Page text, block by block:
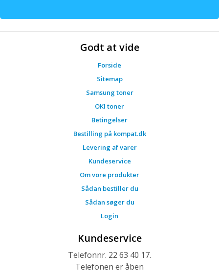
Godt at vide
Forside
Sitemap
Samsung toner
OKI toner
Betingelser
Bestilling på kompat.dk
Levering af varer
Kundeservice
Om vore produkter
Sådan bestiller du
Sådan søger du
Login
Kundeservice
Telefonnr. 22 63 40 17.
Telefonen er åben